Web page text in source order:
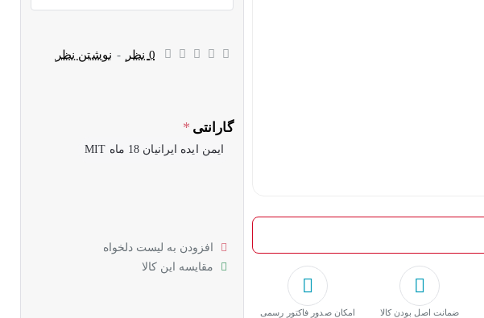
ﺿﻤﺎﻧﺖ اﺻﻞ ﺑﻮدن ﮐﺎﻟﺎ امکان صدور فاکتور رسمی
0 نظر - نوشتن نظر
گارانتی
ایمن ایده ایرانیان 18 ماه MIT
افزودن به لیست دلخواه
مقایسه این کالا